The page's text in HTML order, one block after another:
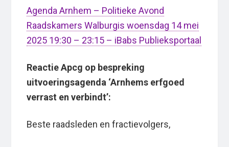
Agenda Arnhem – Politieke Avond
Raadskamers Walburgis woensdag 14 mei
2025 19:30 – 23:15 – iBabs Publieksportaal
Reactie Apcg op bespreking
uitvoeringsagenda ‘Arnhems erfgoed
verrast en verbindt’:
Beste raadsleden en fractievolgers,